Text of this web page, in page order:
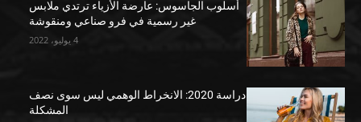
أسلوب الجاسوس: عارضة الأزياء ترتدي ملابس
غير رسمية في فرو صناعي ومنقوشة
4 يوليو، 2022
دراسة 2020: الانخراط الوهمي ليس سوى نصف
المشكلة